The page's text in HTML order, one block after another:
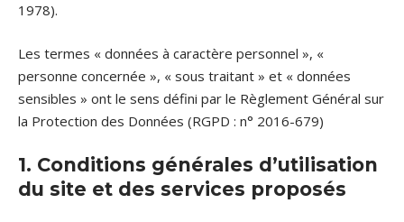
1978).
Les termes « données à caractère personnel », «
personne concernée », « sous traitant » et « données
sensibles » ont le sens défini par le Règlement Général sur
la Protection des Données (RGPD : n° 2016-679)
1. Conditions générales d’utilisation
du site et des services proposés